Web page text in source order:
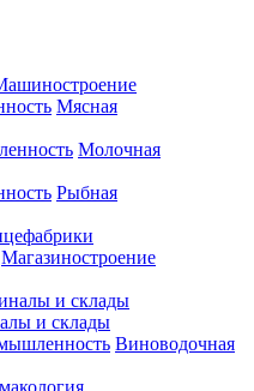
Мясная
Молочная
Рыбная
Магазиностроение
и склады
Виноводочная